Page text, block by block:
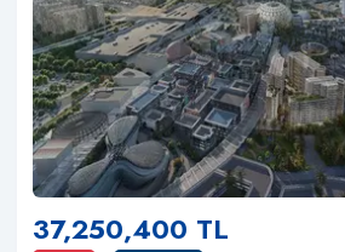
37,250,400 TL